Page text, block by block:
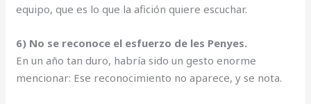
equipo, que es lo que la afición quiere escuchar.
6) No se reconoce el esfuerzo de les Penyes.
En un año tan duro, habría sido un gesto enorme
mencionar: Ese reconocimiento no aparece, y se nota.